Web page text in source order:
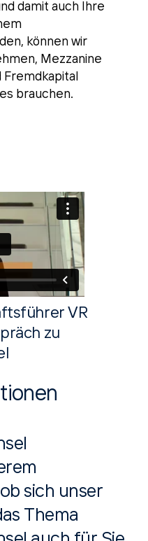
damit auch Ihre
können wir
Mezzanine
brauchen.
VR
zu
sich unser
Thema